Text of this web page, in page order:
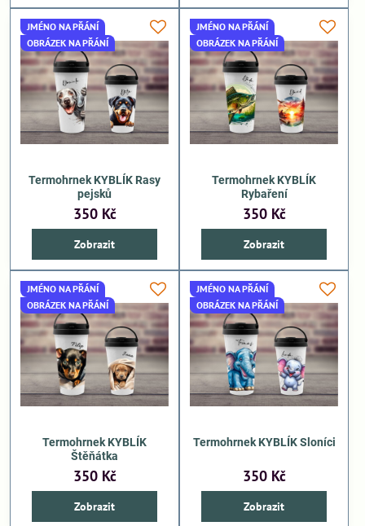
JMÉNO NA PŘÁNÍ
OBRÁZEK NA PŘÁNÍ
Termohrnek KYBLÍK Rasy
pejsků
350 Kč
Zobrazit
JMÉNO NA PŘÁNÍ
OBRÁZEK NA PŘÁNÍ
Termohrnek KYBLÍK
Rybaření
350 Kč
Zobrazit
JMÉNO NA PŘÁNÍ
OBRÁZEK NA PŘÁNÍ
Termohrnek KYBLÍK
Štěňátka
350 Kč
Zobrazit
JMÉNO NA PŘÁNÍ
OBRÁZEK NA PŘÁNÍ
Termohrnek KYBLÍK Sloníci
350 Kč
Zobrazit